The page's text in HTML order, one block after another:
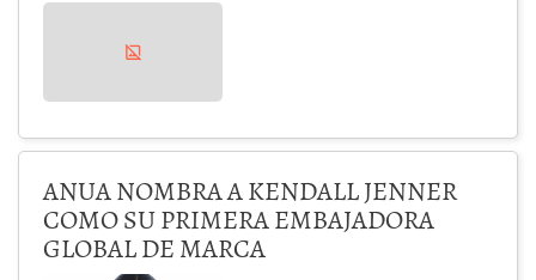
ANUA NOMBRA A KENDALL JENNER
COMO SU PRIMERA EMBAJADORA
GLOBAL DE MARCA